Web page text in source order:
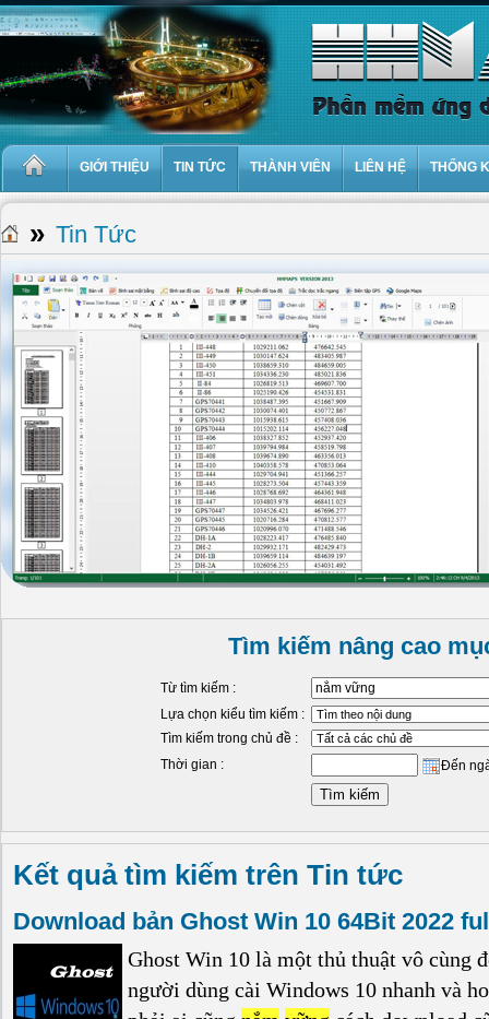
GIỚI THIỆU TIN TỨC THÀNH VIÊN LIÊN HỆ THỐNG
» Tin Tức
Tìm kiếm nâng cao
Từ tìm kiếm :
Lựa chọn kiểu tìm kiếm :
Tìm kiếm trong chủ đề :
Thời gian :
Đến
Kết quả tìm kiếm trên Tin tức
Download bản Ghost Win 10 64Bit 2022
Ghost Win 10 là một thủ thuật vô cùng
người dùng cài Windows 10 nhanh và